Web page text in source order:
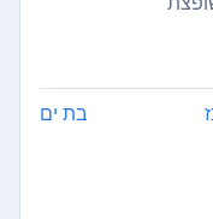
בת ים